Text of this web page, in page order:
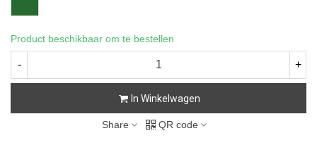
Product beschikbaar om te bestellen
- +
In Winkelwagen
Share QR code